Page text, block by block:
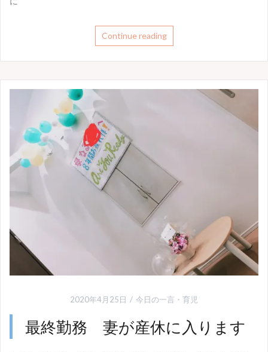
Continue reading
2020年4月25日 今日の一言 ・ 育児
最終勤務 妻が産休に入ります